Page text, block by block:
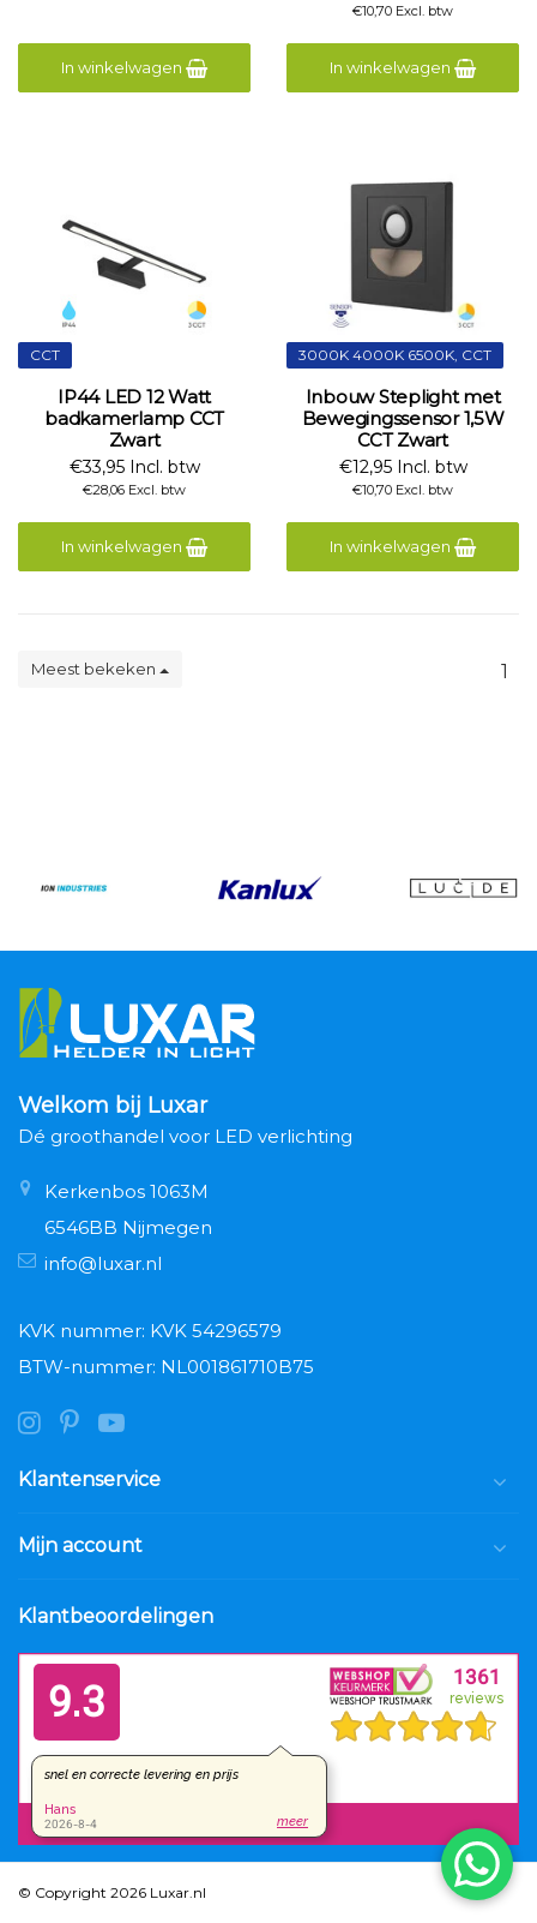
In winkelwagen
€10,70 Excl. btw
In winkelwagen
CCT
IP44 LED 12 Watt
badkamerlamp CCT
Zwart
€33,95 Incl. btw
€28,06 Excl. btw
In winkelwagen
3000K 4000K 6500K, CCT
Inbouw Steplight met
Bewegingssensor 1,5W
CCT Zwart
€12,95 Incl. btw
€10,70 Excl. btw
In winkelwagen
Meest bekeken 1
Welkom bij Luxar
Dé groothandel voor LED verlichting
Kerkenbos 1063M
6546BB Nijmegen
info@luxar.nl
KVK nummer: KVK 54296579
BTW-nummer: NL001861710B75
Klantenservice
Mijn account
Klantbeoordelingen
© Copyright 2026 Luxar.nl